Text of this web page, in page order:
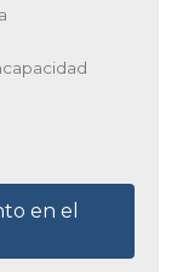
en el